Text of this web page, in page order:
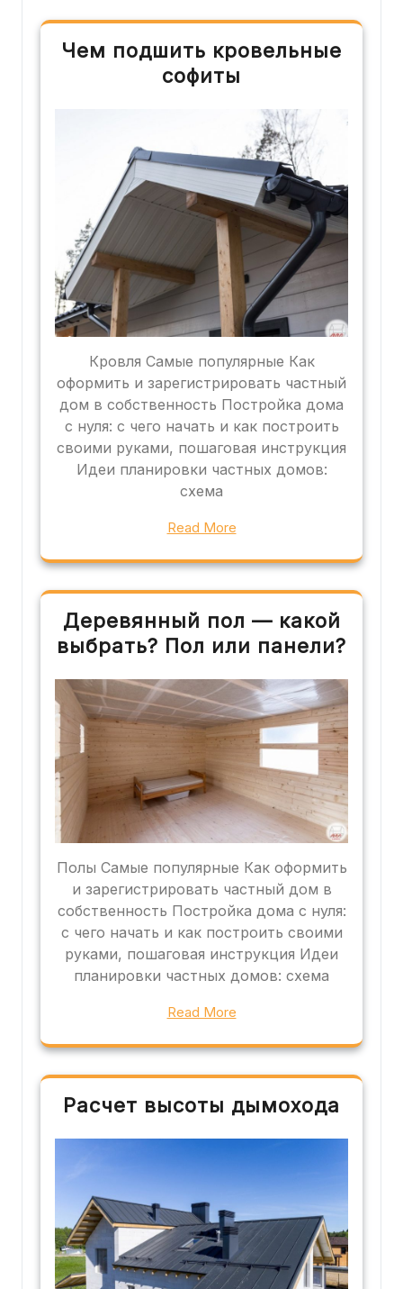
Чем подшить кровельные
софиты
Кровля Самые популярные Как
оформить и зарегистрировать частный
дом в собственность Постройка дома
с нуля: с чего начать и как построить
своими руками, пошаговая инструкция
Идеи планировки частных домов:
схема
Read More
Деревянный пол — какой
выбрать? Пол или панели?
Полы Самые популярные Как оформить
и зарегистрировать частный дом в
собственность Постройка дома с нуля:
с чего начать и как построить своими
руками, пошаговая инструкция Идеи
планировки частных домов: схема
Read More
Расчет высоты дымохода